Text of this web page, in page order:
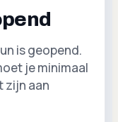
is geopend.
je minimaal
zijn aan